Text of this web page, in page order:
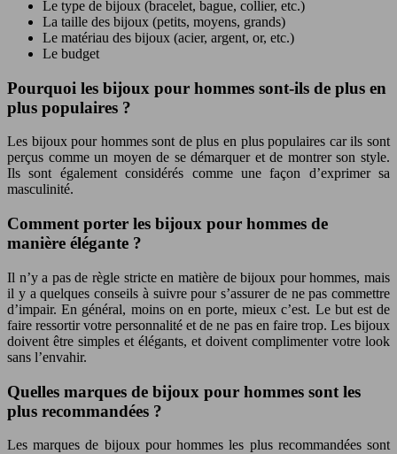
Le type de bijoux (bracelet, bague, collier, etc.)
La taille des bijoux (petits, moyens, grands)
Le matériau des bijoux (acier, argent, or, etc.)
Le budget
Pourquoi les bijoux pour hommes sont-ils de plus en
plus populaires ?
Les bijoux pour hommes sont de plus en plus populaires car ils sont
perçus comme un moyen de se démarquer et de montrer son style.
Ils sont également considérés comme une façon d’exprimer sa
masculinité.
Comment porter les bijoux pour hommes de
manière élégante ?
Il n’y a pas de règle stricte en matière de bijoux pour hommes, mais
il y a quelques conseils à suivre pour s’assurer de ne pas commettre
d’impair. En général, moins on en porte, mieux c’est. Le but est de
faire ressortir votre personnalité et de ne pas en faire trop. Les bijoux
doivent être simples et élégants, et doivent complimenter votre look
sans l’envahir.
Quelles marques de bijoux pour hommes sont les
plus recommandées ?
Les marques de bijoux pour hommes les plus recommandées sont